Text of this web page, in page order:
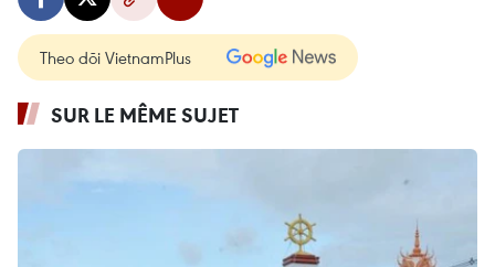
Theo dõi VietnamPlus
SUR LE MÊME SUJET